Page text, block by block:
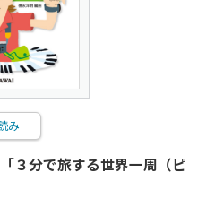
み
３分で旅する世界一周（ピ